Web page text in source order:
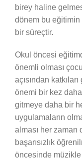
birey haline
dönem bu eğitimin
bir süreçtir.
Okul öncesi
önemli olması
açısından
önemi bir kez
gitmeye daha bir
uygulamaların
alması her zaman
başarısızlık
öncesinde